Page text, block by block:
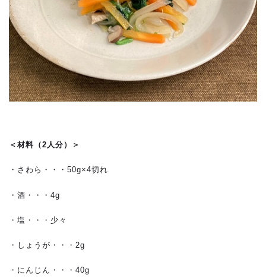
＜材料（2人分）＞
・さわら・・・50g×4切れ
・酒・・・4g
・塩・・・少々
・しょうが・・・2g
・にんじん・・・40g